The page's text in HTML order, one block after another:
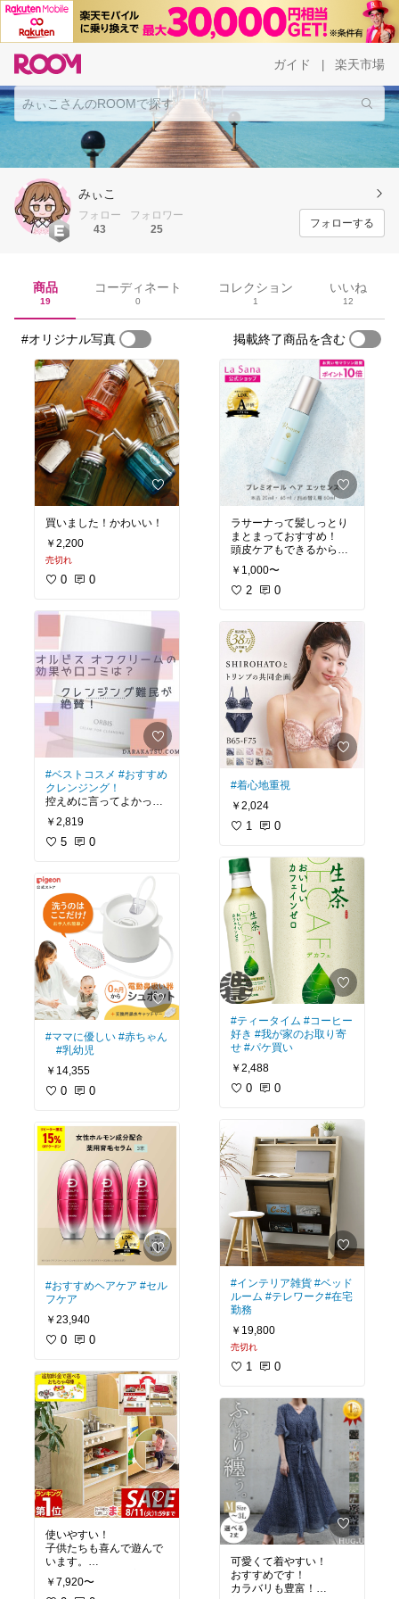
ガイド 楽天市場
みぃこ
フォロー
43
フォロワー
25
フォローする
商品
19
コーディネート
0
コレクション
1
いいね
12
#オリジナル写真 掲載終了商品を含む
買いました！かわいい！
￥2,200
売切れ
0 0
#ベストコスメ #おすすめ
クレンジング！
控えめに言ってよかっ
た！
レビュー書きました！！
https://darakatsu.com/orb
￥2,819
5 0
#ママに優しい #赤ちゃん
#乳幼児
￥14,355
0 0
#おすすめヘアケア #セル
フケア
￥23,940
0 0
使いやすい！
子供たちも喜んで遊んで
います。
収納スペースも豊富で、
ひっくり返すとテーブル
￥7,920〜
ラサーナって髪しっとり
まとまっておすすめ！
頭皮ケアもできるからい
い感じ♪
ベストコスメ
#ヘアケア
￥1,000〜
2 0
#着心地重視
￥2,024
1 0
#ティータイム #コーヒー
好き #我が家のお取り寄
せ #パケ買い
￥2,488
0 0
#インテリア雑貨 #ベッド
ルーム #テレワーク#在宅
勤務
￥19,800
売切れ
1 0
可愛くて着やすい！
おすすめです！
カラバリも豊富！